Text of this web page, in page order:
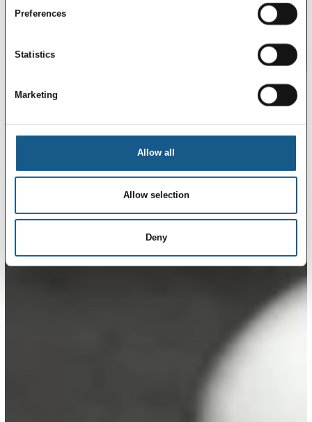
Preferences
Statistics
Marketing
Allow all
Allow selection
Deny